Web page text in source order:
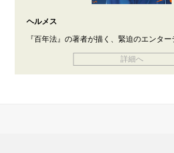
ヘルメス
『百年法』の著者が描く、緊迫のエンター
詳細へ